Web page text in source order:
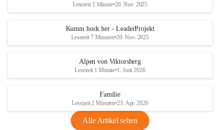
Lesezeit 1 Minute•20. Nov. 2025
Kumm hock her - LeaderProjekt
Lesezeit 7 Minuten•20. Nov. 2025
Alpen von Viktorsberg
Lesezeit 1 Minute•1. Juni 2026
Familie
Lesezeit 2 Minuten•23. Apr. 2026
Alle Artikel sehen